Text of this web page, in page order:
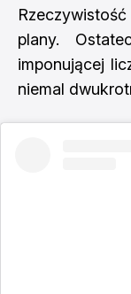
plany.
imponującej
niemal